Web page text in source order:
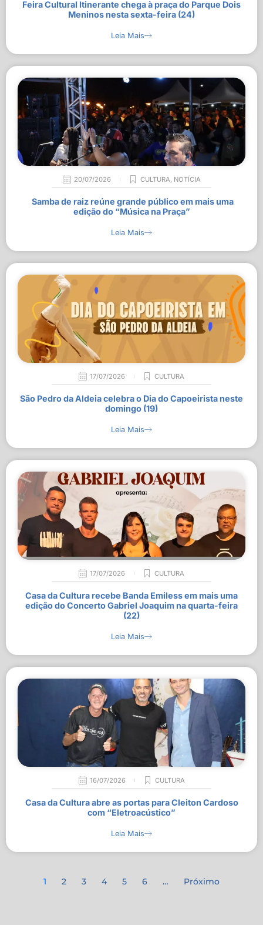
Feira Cultural Itinerante chega à praça do Parque Dois
Meninos nesta sexta-feira (24)
Leia Mais
20/07/2026 CULTURA, NOTÍCIA
Samba de raiz reúne grande público em mais uma
edição do “Música na Praça”
Leia Mais
17/07/2026 CULTURA
São Pedro da Aldeia celebra o Dia do Capoeirista neste
domingo (19)
Leia Mais
17/07/2026 CULTURA
Casa da Cultura recebe Banda Emiless em mais uma
edição do Concerto Gabriel Joaquim na quarta-feira
(22)
Leia Mais
16/07/2026 CULTURA
Casa da Cultura abre as portas para Cleiton Cardoso
com “Eletroacústico”
Leia Mais
1 2 3 4 5 6 … Próximo